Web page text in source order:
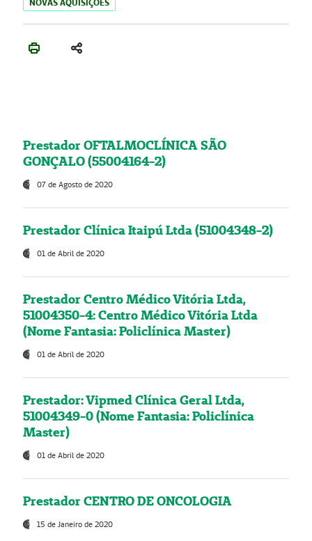
NOVAS AQUISIÇÕES
Prestador OFTALMOCLÍNICA SÃO
GONÇALO (55004164-2)
07 de Agosto de 2020
Prestador Clínica Itaipú Ltda (51004348-2)
01 de Abril de 2020
Prestador Centro Médico Vitória Ltda,
51004350-4: Centro Médico Vitória Ltda
(Nome Fantasia: Policlínica Master)
01 de Abril de 2020
Prestador: Vipmed Clínica Geral Ltda,
51004349-0 (Nome Fantasia: Policlínica
Master)
01 de Abril de 2020
Prestador CENTRO DE ONCOLOGIA
15 de Janeiro de 2020